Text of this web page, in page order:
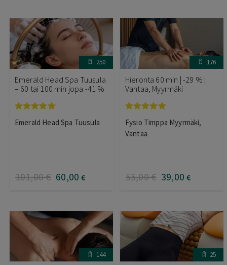
250
Emerald Head Spa Tuusula
– 60 tai 100 min jopa -41 %
tuotteesta:
Emerald Head Spa Tuusula
101,00€ 60,00 €
176
Hieronta 60 min | -29 % |
Vantaa, Myyrmäki
tuotteesta:
5.00 / 5
Fysio Timppa Myyrmäki,
Vantaa
55,00€ 39,00 €
144 25